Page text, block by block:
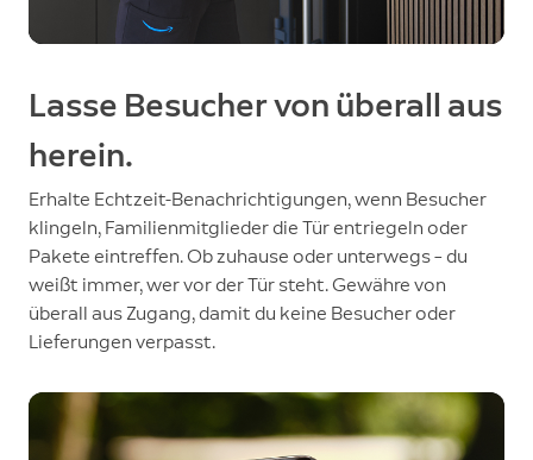
Lasse Besucher von überall aus
herein.
Erhalte Echtzeit-Benachrichtigungen, wenn Besucher
klingeln, Familienmitglieder die Tür entriegeln oder
Pakete eintreffen. Ob zuhause oder unterwegs – du
weißt immer, wer vor der Tür steht. Gewähre von
überall aus Zugang, damit du keine Besucher oder
Lieferungen verpasst.